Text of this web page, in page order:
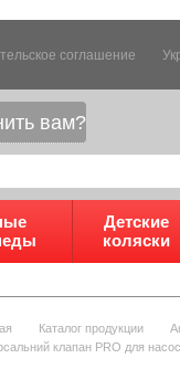
соглашение
вам?
Детские
коляски
Каталог продукции
клапан PRO для